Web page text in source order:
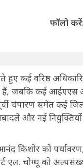
फॉलो
कई वरिष्ठ
जबकि कई आईएएस
चंपारण समेत कई
और नई
को
एल. चोग्थू को